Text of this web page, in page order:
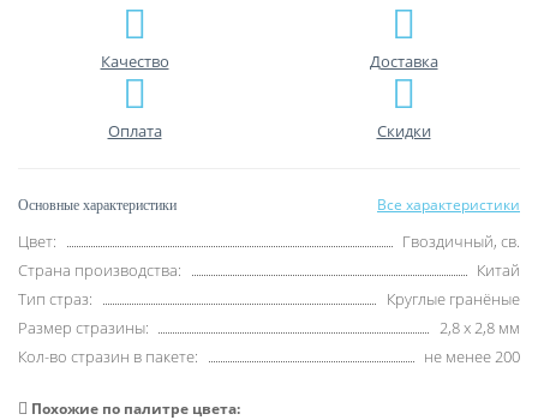
Качество Доставка
Оплата Скидки
Основные характеристики Все характеристики
Цвет:
Гвоздичный, св.
Страна производства:
Китай
Тип страз:
Круглые гранёные
Размер стразины:
2,8 х 2,8 мм
Кол-во стразин в пакете:
не менее 200
Похожие по палитре цвета: